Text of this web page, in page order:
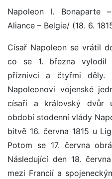
Napoleon I. Bonaparte
Aliance – Belgie/ (18. 6.
Císař Napoleon se vrátil
co se 1. března vylodil
příznivci a čtyřmi děly.
Napoleonovi vojenské
císaři a královský dvůr
období stodenní vlády
bitvě 16. června 1815 u
Potom se 17. června
Následující den 18.
mezi Francií a